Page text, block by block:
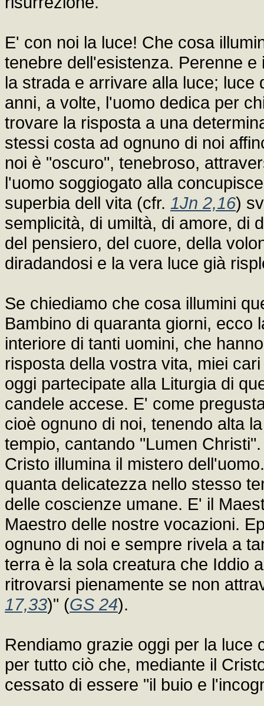
E' con noi la luce! Che cosa
tenebre dell'esistenza. Perenne
la strada e arrivare alla luce;
anni, a volte, l'uomo dedica per
trovare la risposta a una
stessi costa ad ognuno di noi
noi è "oscuro", tenebroso,
l'uomo soggiogato alla
superbia dell vita (cfr. 1Jn 2,16)
semplicità, di umiltà, di amore, di
del pensiero, del cuore, della
diradandosi e la vera luce già
Se chiediamo che cosa illumini
Bambino di quaranta giorni, ecco
interiore di tanti uomini, che
risposta della vostra vita, miei
oggi partecipate alla Liturgia di
candele accese. E' come
cioè ognuno di noi, tenendo alta
tempio, cantando "Lumen
Cristo illumina il mistero
quanta delicatezza nello stesso
delle coscienze umane. E' il
Maestro delle nostre vocazioni.
ognuno di noi e sempre rivela a
terra è la sola creatura che Iddio
ritrovarsi pienamente se non
17,33)" (GS 24).
Rendiamo grazie oggi per la luce
per tutto ciò che, mediante il
cessato di essere "il buio e